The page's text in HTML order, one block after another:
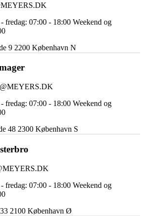
9 2200 København N
fredag: 07:00 - 18:00 Weekend og
48 2300 København S
fredag: 07:00 - 18:00 Weekend og
33 2100 København Ø
fredag: 07:00 - 18:00 Weekend og